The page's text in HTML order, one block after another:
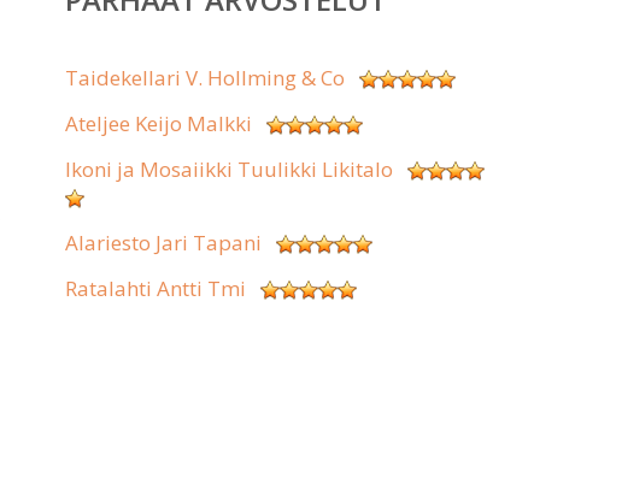
Taidekellari V. Hollming & Co
Ateljee Keijo Malkki
Ikoni ja Mosaiikki Tuulikki Likitalo
Alariesto Jari Tapani
Ratalahti Antti Tmi